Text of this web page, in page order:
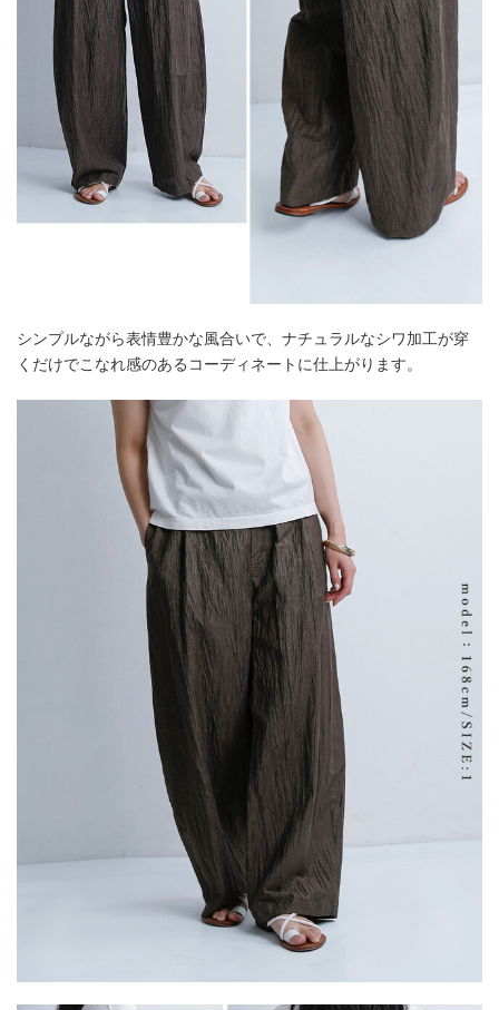
シンプルながら表情豊かな風合いで、ナチュラルなシワ加工が穿
くだけでこなれ感のあるコーディネートに仕上がります。